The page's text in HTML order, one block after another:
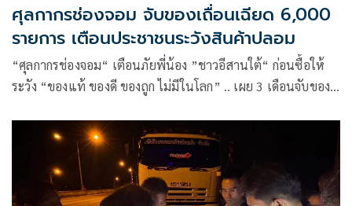
ศุลกากรช่องจอม จับของเถื่อนเฉียด 6,000
รายการ เตือนประชาชนระวังสินค้าปลอม
“ศุลกากรช่องจอม“ เตือนภัยพี่น้อง ”ชาวอีสานใต้“ ก่อนซื้อให้
ระวัง “ของแท้ ของดี ของถูก ไม่มีในโลก” .. เผย 3 เดือนจับของ
55,000,000 บาท !!